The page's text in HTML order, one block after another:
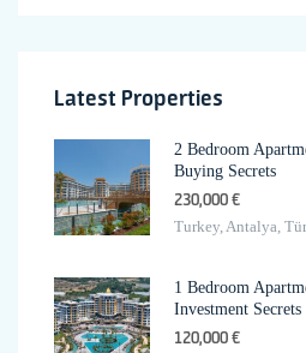
Latest Properties
2 Bedroom
Buying Secrets
230,000 €
Turkey, Antalya,
1 Bedroom
Investment Secrets
120,000 €